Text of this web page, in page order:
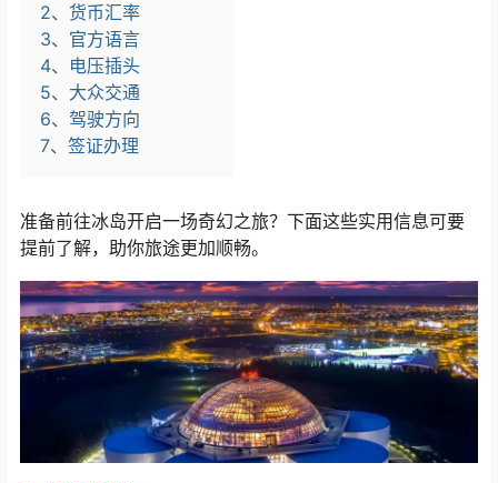
2、货币汇率
3、官方语言
4、电压插头
5、大众交通
6、驾驶方向
7、签证办理
准备前往冰岛开启一场奇幻之旅？下面这些实用信息可要
提前了解，助你旅途更加顺畅。